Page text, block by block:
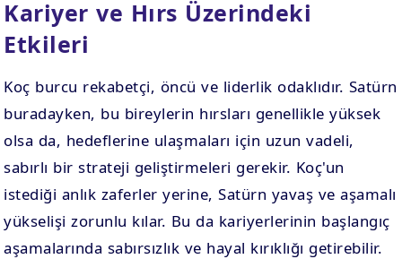
Kariyer ve Hırs Üzerindeki
Etkileri
Koç burcu rekabetçi, öncü ve liderlik odaklıdır. Satürn
buradayken, bu bireylerin hırsları genellikle yüksek
olsa da, hedeflerine ulaşmaları için uzun vadeli,
sabırlı bir strateji geliştirmeleri gerekir. Koç'un
istediği anlık zaferler yerine, Satürn yavaş ve aşamalı
yükselişi zorunlu kılar. Bu da kariyerlerinin başlangıç
aşamalarında sabırsızlık ve hayal kırıklığı getirebilir.